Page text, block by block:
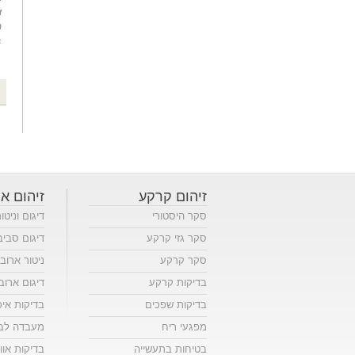
זיהום קרקע
סקר היסטורי
סקר גזי קרקע
סקר קרקע
בדיקות קרקע
בדיקות שפכים
מפגעי ריח
בטיחות בתעשייה
זיהום
דיגום
דיגום
ניטור
דיגום
בדיקות
מעבדה
בדיקות